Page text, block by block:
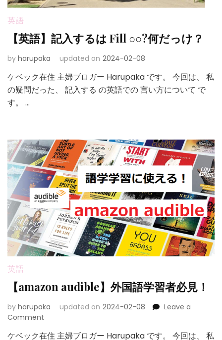
英語
【英語】記入するは Fill ○○?何だっけ？
by harupaka updated on 2024-02-08
ケベック在住 主婦ブロガー Harupaka です。 今回は、 私
の疑問だった、 記入する の英語での 言い方について で
す。 …
英語
【amazon audible】外国語学習者必見！
by harupaka updated on 2024-02-08
Leave a
Comment
audible】
ケベック在住 主婦ブロガー Harupaka です。 今回は、 私